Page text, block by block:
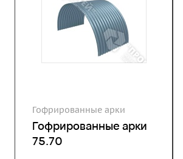
Гофрированные арки
Гофрированные арки
75.70